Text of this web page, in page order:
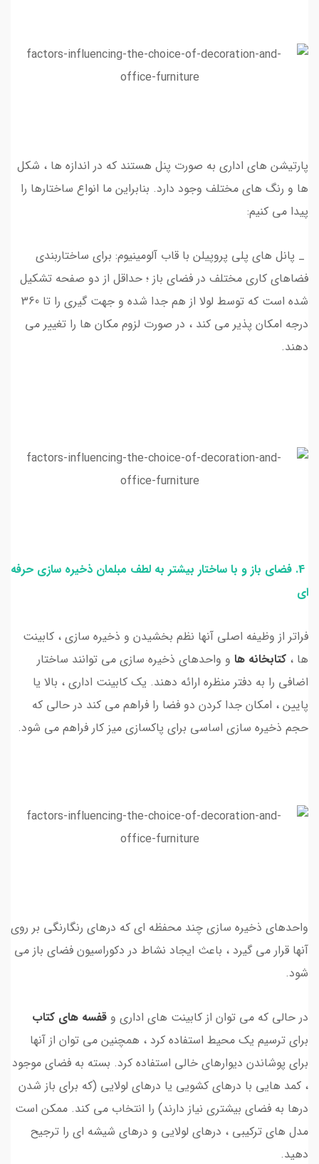
پارتیشن های اداری به صورت پنل هستند که در اندازه ها ، شکل
ها و رنگ های مختلف وجود دارد. بنابراین ما انواع ساختارها را
پیدا می کنیم:
_ پانل های پلی پروپیلن با قاب آلومینیوم: برای ساختاربندی
فضاهای کاری مختلف در فضای باز ؛ حداقل از دو صفحه تشکیل
شده است که توسط لولا از هم جدا شده و جهت گیری را تا 360
درجه امکان پذیر می کند ، در صورت لزوم مکان ها را تغییر می
دهند.
4. فضای باز و با ساختار بیشتر به لطف مبلمان ذخیره سازی حرفه
ای
فراتر از وظیفه اصلی آنها نظم بخشیدن و ذخیره سازی ، کابینت
ها ، کتابخانه ها و واحدهای ذخیره سازی می توانند ساختار
اضافی را به دفتر منظره ارائه دهند. یک کابینت اداری ، بالا یا
پایین ، امکان جدا کردن دو فضا را فراهم می کند در حالی که
حجم ذخیره سازی اساسی برای پاکسازی میز کار فراهم می شود.
واحدهای ذخیره سازی چند محفظه ای که درهای رنگارنگی بر روی
آنها قرار می گیرد ، باعث ایجاد نشاط در دکوراسیون فضای باز می
شود.
در حالی که می توان از کابینت های اداری و قفسه های کتاب
برای ترسیم یک محیط استفاده کرد ، همچنین می توان از آنها
برای پوشاندن دیوارهای خالی استفاده کرد. بسته به فضای موجود
، کمد هایی با درهای کشویی یا درهای لولایی (که برای باز شدن
درها به فضای بیشتری نیاز دارند) را انتخاب می کند. ممکن است
مدل های ترکیبی ، درهای لولایی و درهای شیشه ای را ترجیح
دهید.